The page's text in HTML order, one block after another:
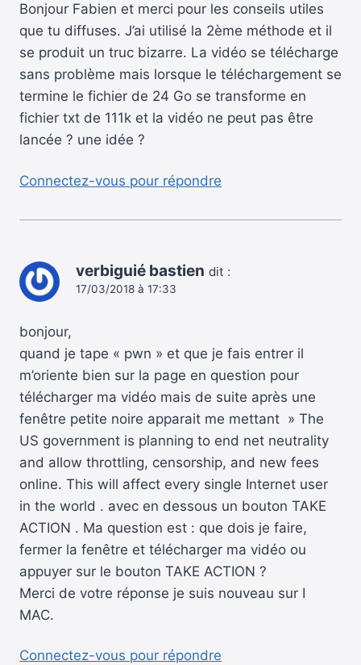
Bonjour Fabien et merci pour les conseils utiles
que tu diffuses. J’ai utilisé la 2ème méthode et il
se produit un truc bizarre. La vidéo se télécharge
sans problème mais lorsque le téléchargement se
termine le fichier de 24 Go se transforme en
fichier txt de 111k et la vidéo ne peut pas être
lancée ? une idée ?
Connectez-vous pour répondre
verbiguié bastien dit :
17/03/2018 à 17:33
bonjour,
quand je tape « pwn » et que je fais entrer il
m’oriente bien sur la page en question pour
télécharger ma vidéo mais de suite après une
fenêtre petite noire apparait me mettant » The
US government is planning to end net neutrality
and allow throttling, censorship, and new fees
online. This will affect every single Internet user
in the world . avec en dessous un bouton TAKE
ACTION . Ma question est : que dois je faire,
fermer la fenêtre et télécharger ma vidéo ou
appuyer sur le bouton TAKE ACTION ?
Merci de votre réponse je suis nouveau sur I
MAC.
Connectez-vous pour répondre